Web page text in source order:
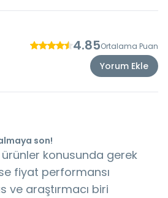
4.85Ortalama Puan
Yorum Ekle
son!
konusunda gerek
fiyat performansı
ve araştırmacı biri